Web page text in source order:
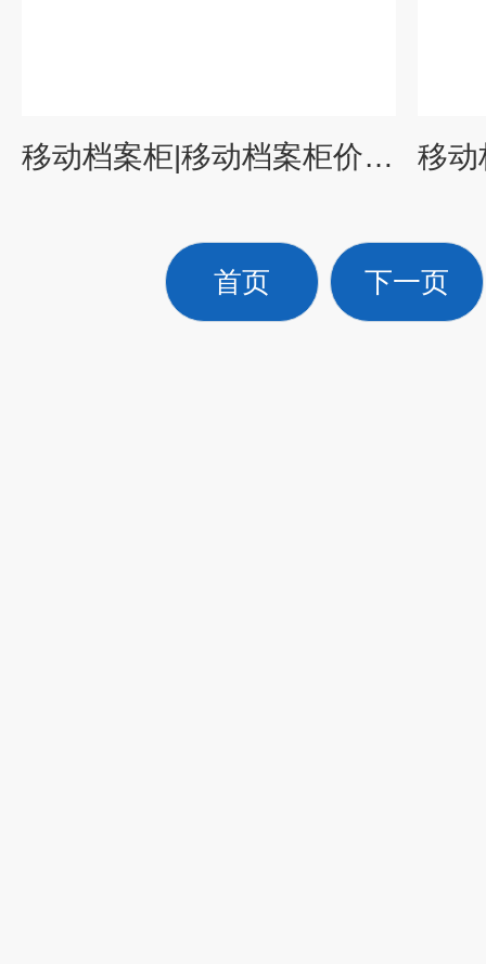
移动档案柜|移动档案柜价格|移动档案柜厂商
首页 下一页